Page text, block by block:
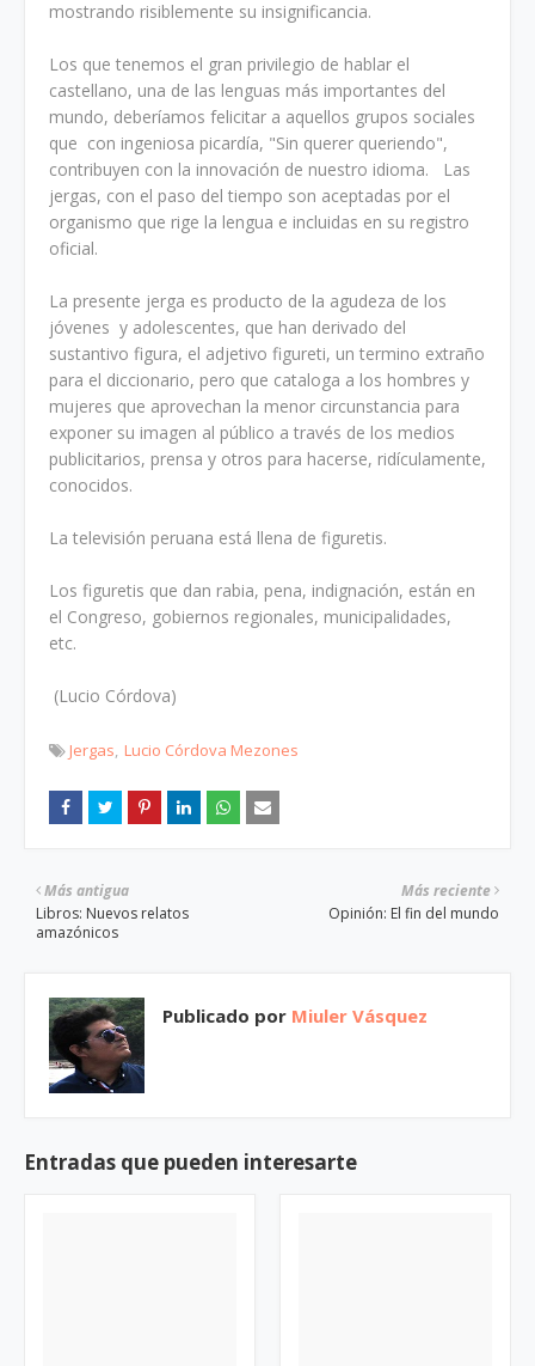
mostrando risiblemente su insignificancia.
Los que tenemos el gran privilegio de hablar el
castellano, una de las lenguas más importantes del
mundo, deberíamos felicitar a aquellos grupos sociales
que con ingeniosa picardía, "Sin querer queriendo",
contribuyen con la innovación de nuestro idioma. Las
jergas, con el paso del tiempo son aceptadas por el
organismo que rige la lengua e incluidas en su registro
oficial.
La presente jerga es producto de la agudeza de los
jóvenes y adolescentes, que han derivado del
sustantivo figura, el adjetivo figureti, un termino extraño
para el diccionario, pero que cataloga a los hombres y
mujeres que aprovechan la menor circunstancia para
exponer su imagen al público a través de los medios
publicitarios, prensa y otros para hacerse, ridículamente,
conocidos.
La televisión peruana está llena de figuretis.
Los figuretis que dan rabia, pena, indignación, están en
el Congreso, gobiernos regionales, municipalidades,
etc.
(Lucio Córdova)
Jergas Lucio Córdova Mezones
Más reciente
Opinión: El fin del mundo
Más antigua
Libros: Nuevos relatos
amazónicos
Publicado por Miuler Vásquez
Entradas que pueden interesarte